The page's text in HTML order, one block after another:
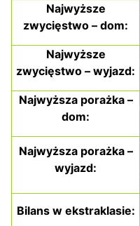
Najwyższe
zwycięstwo – dom:
Najwyższe
zwycięstwo – wyjazd:
Najwyższa porażka –
dom:
Najwyższa porażka –
wyjazd:
Bilans w ekstraklasie: